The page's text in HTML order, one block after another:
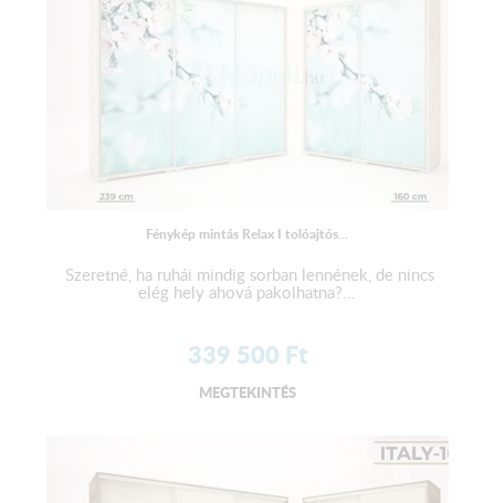
Fénykép mintás Relax I tolóajtós...
Szeretné, ha ruhái mindig sorban lennének, de nincs
elég hely ahová pakolhatna?...
339 500 Ft
MEGTEKINTÉS